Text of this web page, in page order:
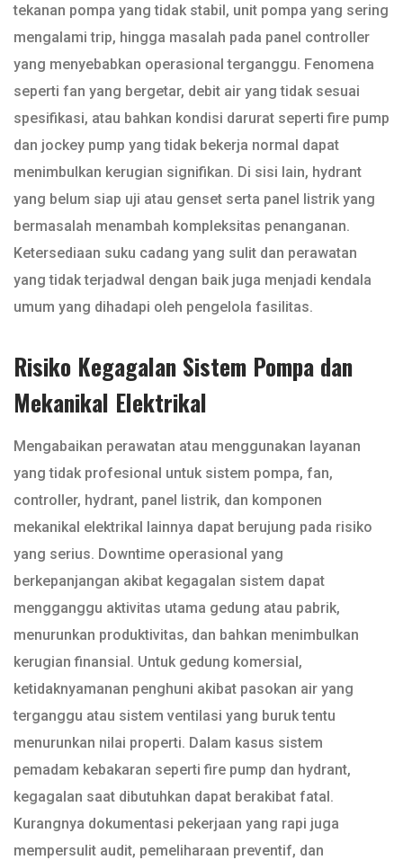
tekanan pompa yang tidak stabil, unit pompa yang sering
mengalami trip, hingga masalah pada panel controller
yang menyebabkan operasional terganggu. Fenomena
seperti fan yang bergetar, debit air yang tidak sesuai
spesifikasi, atau bahkan kondisi darurat seperti fire pump
dan jockey pump yang tidak bekerja normal dapat
menimbulkan kerugian signifikan. Di sisi lain, hydrant
yang belum siap uji atau genset serta panel listrik yang
bermasalah menambah kompleksitas penanganan.
Ketersediaan suku cadang yang sulit dan perawatan
yang tidak terjadwal dengan baik juga menjadi kendala
umum yang dihadapi oleh pengelola fasilitas.
Risiko Kegagalan Sistem Pompa dan
Mekanikal Elektrikal
Mengabaikan perawatan atau menggunakan layanan
yang tidak profesional untuk sistem pompa, fan,
controller, hydrant, panel listrik, dan komponen
mekanikal elektrikal lainnya dapat berujung pada risiko
yang serius. Downtime operasional yang
berkepanjangan akibat kegagalan sistem dapat
mengganggu aktivitas utama gedung atau pabrik,
menurunkan produktivitas, dan bahkan menimbulkan
kerugian finansial. Untuk gedung komersial,
ketidaknyamanan penghuni akibat pasokan air yang
terganggu atau sistem ventilasi yang buruk tentu
menurunkan nilai properti. Dalam kasus sistem
pemadam kebakaran seperti fire pump dan hydrant,
kegagalan saat dibutuhkan dapat berakibat fatal.
Kurangnya dokumentasi pekerjaan yang rapi juga
mempersulit audit, pemeliharaan preventif, dan